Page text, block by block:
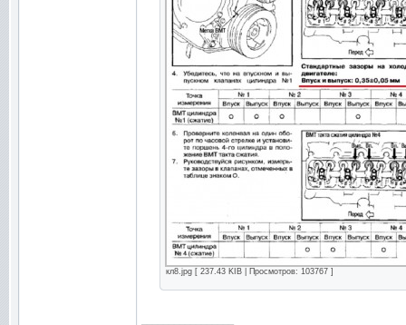
кл8.jpg [ 237.43 KIB | Просмотров: 103767 ]